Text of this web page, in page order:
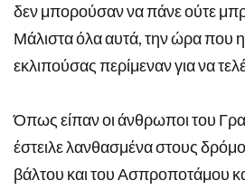
δεν μπορούσαν να πάνε ούτε
Μάλιστα όλα αυτά, την ώρα που η
εκλιπούσας περίμεναν για να
Όπως είπαν οι άνθρωποι του
έστειλε λανθασμένα στους
βάλτου και του Ασπροποτάμου